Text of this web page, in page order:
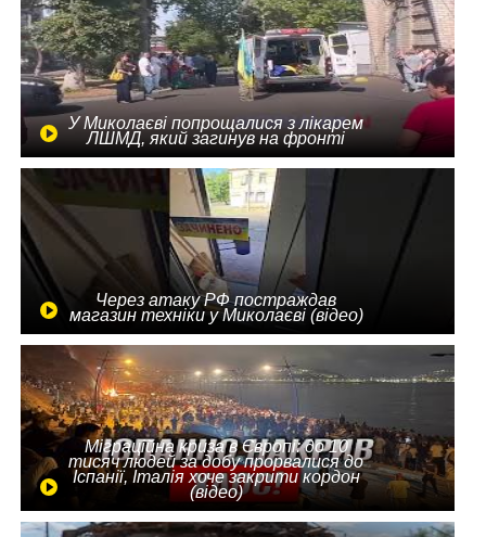
У Миколаєві попрощалися з лікарем
ЛШМД, який загинув на фронті
Через атаку РФ постраждав
магазин техніки у Миколаєві (відео)
Міграційна криза в Європі: до 10
тисяч людей за добу прорвалися до
Іспанії, Італія хоче закрити кордон
(відео)